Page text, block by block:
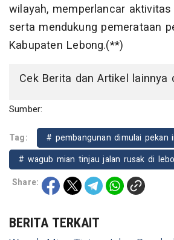
wilayah, memperlancar
serta mendukung pemerataan
Kabupaten Lebong.(**)
Cek Berita dan Artikel lainnya
Sumber:
Tag:
# pembangunan dimulai pekan
# wagub mian tinjau jalan rusak di
Share:
BERITA TERKAIT